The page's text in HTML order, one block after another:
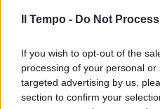
Il Tempo - Do Not
If you wish to opt-out of the
processing of your personal
targeted advertising by us,
section to confirm your